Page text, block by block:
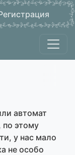
автомат
по этому
у нас мало
не особо